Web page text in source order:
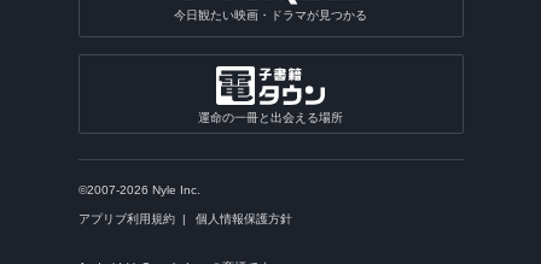
今日観たい映画・ドラマが見つかる
運命の一冊と出会える場所
©2007-2026 Nyle Inc.
アプリブ利用規約 個人情報保護方針